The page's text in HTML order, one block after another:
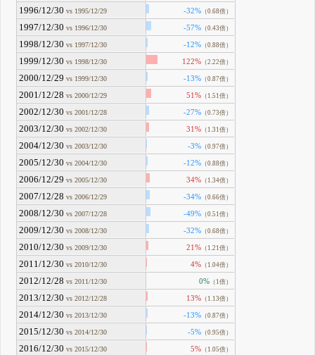
1996/12/30 vs 1995/12/29 -32% （0.68倍）
1997/12/30 vs 1996/12/30 -57% （0.43倍）
1998/12/30 vs 1997/12/30 -12% （0.88倍）
1999/12/30 vs 1998/12/30 122% （2.22倍）
2000/12/29 vs 1999/12/30 -13% （0.87倍）
2001/12/28 vs 2000/12/29 51% （1.51倍）
2002/12/30 vs 2001/12/28 -27% （0.73倍）
2003/12/30 vs 2002/12/30 31% （1.31倍）
2004/12/30 vs 2003/12/30 -3% （0.97倍）
2005/12/30 vs 2004/12/30 -12% （0.88倍）
2006/12/29 vs 2005/12/30 34% （1.34倍）
2007/12/28 vs 2006/12/29 -34% （0.66倍）
2008/12/30 vs 2007/12/28 -49% （0.51倍）
2009/12/30 vs 2008/12/30 -32% （0.68倍）
2010/12/30 vs 2009/12/30 21% （1.21倍）
2011/12/30 vs 2010/12/30 4% （1.04倍）
2012/12/28 vs 2011/12/30 0% （1倍）
2013/12/30 vs 2012/12/28 13% （1.13倍）
2014/12/30 vs 2013/12/30 -13% （0.87倍）
2015/12/30 vs 2014/12/30 -5% （0.95倍）
2016/12/30 vs 2015/12/30 5% （1.05倍）